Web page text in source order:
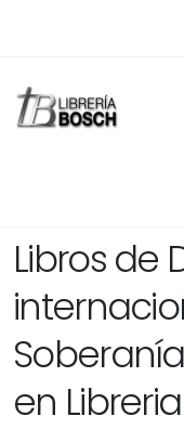
Libros de
en